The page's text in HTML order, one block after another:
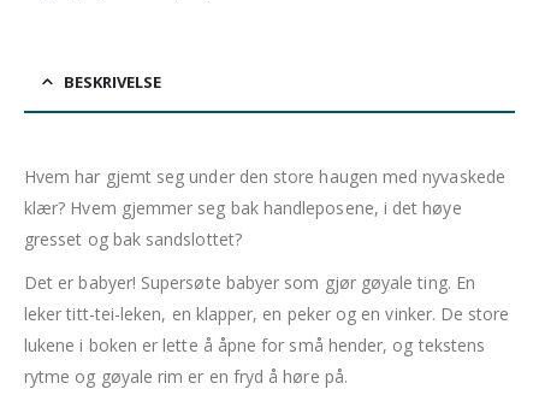
BESKRIVELSE
Hvem har gjemt seg under den store haugen med nyvaskede
klær? Hvem gjemmer seg bak handleposene, i det høye
gresset og bak sandslottet?
Det er babyer! Supersøte babyer som gjør gøyale ting. En
leker titt-tei-leken, en klapper, en peker og en vinker. De store
lukene i boken er lette å åpne for små hender, og tekstens
rytme og gøyale rim er en fryd å høre på.